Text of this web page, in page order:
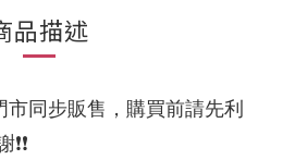
品描述
市同步販售，購買前請先利